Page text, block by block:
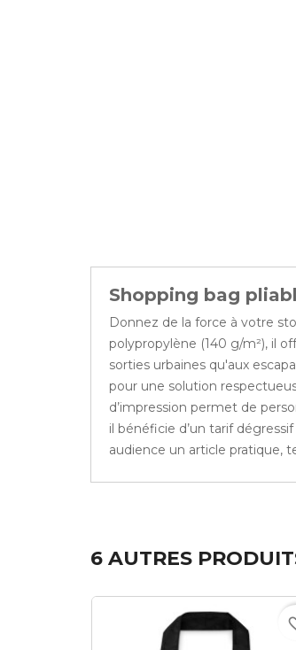
Shopping bag
Donnez de la force à votre
polypropylène (140 g/m²), il
sorties urbaines qu'aux
pour une solution
d’impression permet de
il bénéficie d’un tarif
audience un article pratique,
6 AUTRES